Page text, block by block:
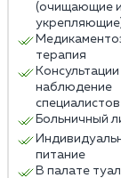
(очищающие и
терапия
Консультации
наблюдение
специалистов
Больничный
питание
В палате